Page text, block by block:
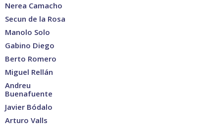
Nerea Camacho
Secun de la Rosa
Manolo Solo
Gabino Diego
Berto Romero
Miguel Rellán
Andreu
Buenafuente
Javier Bódalo
Arturo Valls